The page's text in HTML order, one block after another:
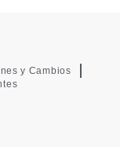
y Cambios